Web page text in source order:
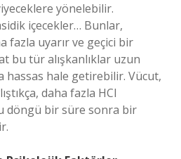
yönelebilir.
içecekler… Bunlar,
fazla uyarır ve geçici bir
bu tür alışkanlıklar uzun
hassas hale getirebilir. Vücut,
daha fazla HCl
döngü bir süre sonra bir